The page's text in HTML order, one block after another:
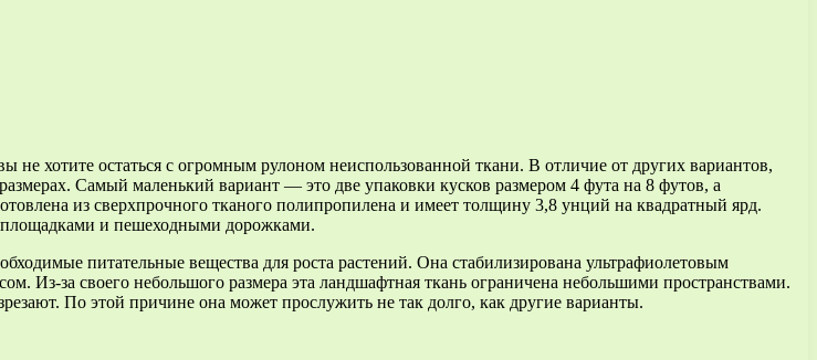
хотите остаться с огромным рулоном неиспользованной ткани. В отличие от других вариантов,
Самый маленький вариант — это две упаковки кусков размером 4 фута на 8 футов, а
из сверхпрочного тканого полипропилена и имеет толщину 3,8 унций на квадратный ярд.
площадками и пешеходными дорожками.
питательные вещества для роста растений. Она стабилизирована ультрафиолетовым
Из-за своего небольшого размера эта ландшафтная ткань ограничена небольшими пространствами.
По этой причине она может прослужить не так долго, как другие варианты.